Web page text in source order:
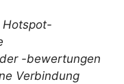
Hotspot-
-bewertungen
Verbindung